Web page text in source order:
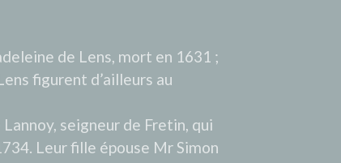
de Lens, mort en 1631 ;
figurent d’ailleurs au
seigneur de Fretin, qui
Leur fille épouse Mr Simon